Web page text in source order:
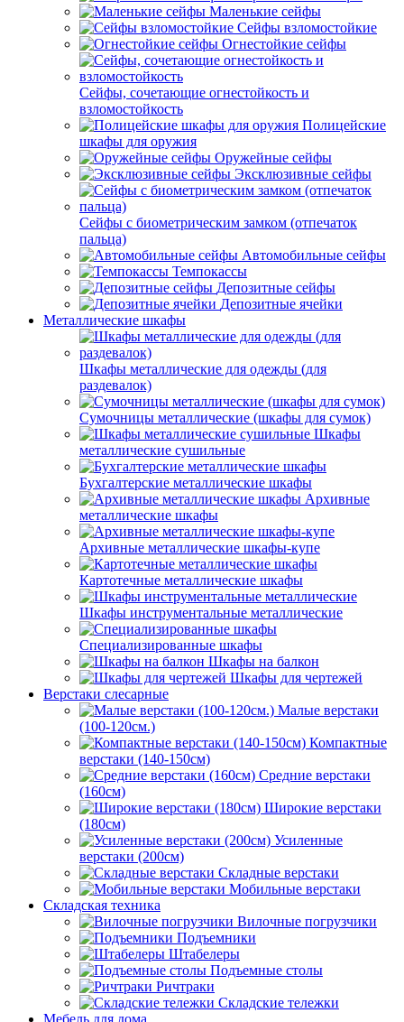
Маленькие сейфы
Сейфы взломостойкие
Огнестойкие сейфы
Сейфы, сочетающие огнестойкость и
взломостойкость
Полицейские
шкафы для оружия
Оружейные сейфы
Эксклюзивные сейфы
Сейфы с биометрическим замком (отпечаток
пальца)
Автомобильные сейфы
Темпокассы
Депозитные сейфы
Депозитные ячейки
Металлические шкафы
Шкафы металлические для одежды (для
раздевалок)
Сумочницы металлические (шкафы для сумок)
Шкафы
металлические сушильные
Бухгалтерские металлические шкафы
Архивные
металлические шкафы
Архивные металлические шкафы-купе
Картотечные металлические шкафы
Шкафы инструментальные металлические
Специализированные шкафы
Шкафы на балкон
Шкафы для чертежей
Верстаки слесарные
Малые верстаки
(100-120см.)
Компактные
верстаки (140-150см)
Средние верстаки
(160см)
Широкие верстаки
(180см)
Усиленные
верстаки (200см)
Складные верстаки
Мобильные верстаки
Складская техника
Вилочные погрузчики
Подъемники
Штабелеры
Подъемные столы
Ричтраки
Складские тележки
Мебель для дома